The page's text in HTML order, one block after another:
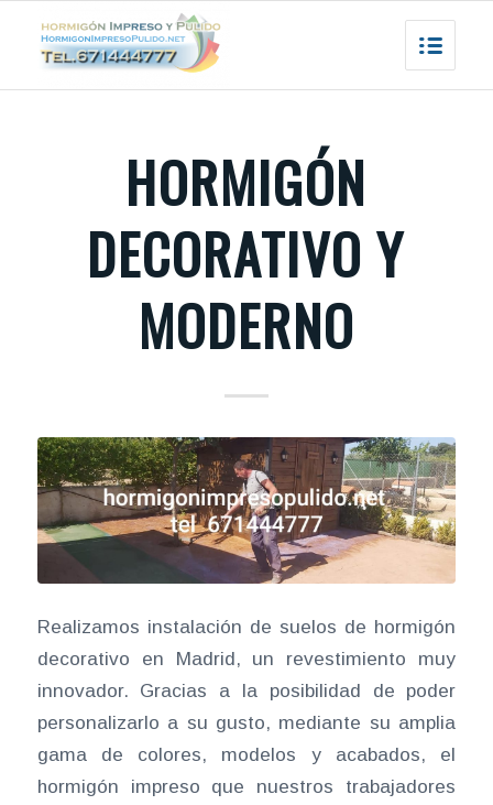
HORMIGÓN
DECORATIVO Y
MODERNO
Realizamos instalación de suelos de hormigón
decorativo en Madrid, un revestimiento muy
innovador. Gracias a la posibilidad de poder
personalizarlo a su gusto, mediante su amplia
gama de colores, modelos y acabados, el
hormigón impreso que nuestros trabajadores